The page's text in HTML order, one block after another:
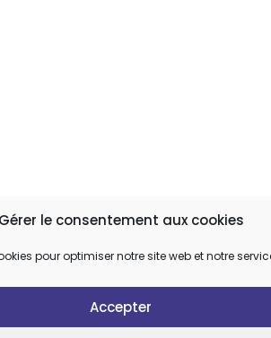
Gérer le consentement aux cookies
pour optimiser notre site web et notre
Accepter